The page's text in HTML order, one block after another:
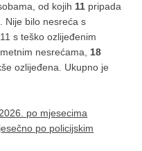
od kojih 11 pripada
Nije bilo nesreća s
s teško ozlijeđenim
nesrećama, 18
ozlijeđena. Ukupno je
po mjesecima
po policijskim